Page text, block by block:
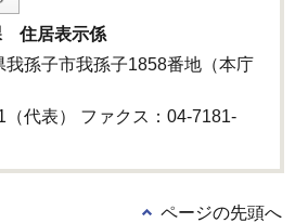
住居表示係
孫子市我孫子1858番地（本庁
（代表） ファクス：04-7181-
ページの先頭へ